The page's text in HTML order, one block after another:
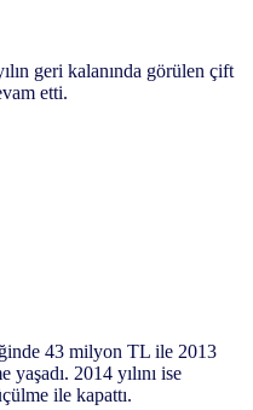
geri kalanında görülen çift
etti.
43 milyon TL ile 2013
yaşadı. 2014 yılını ise
ile kapattı.